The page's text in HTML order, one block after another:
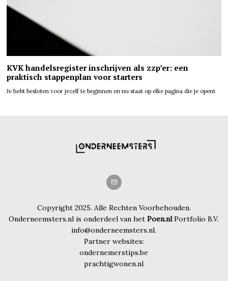
KVK handelsregister inschrijven als zzp’er: een
praktisch stappenplan voor starters
Je hebt besloten voor jezelf te beginnen en nu staat op elke pagina die je opent
Copyright 2025. Alle Rechten Voorbehouden.
Onderneemsters.nl is onderdeel van hetPoen.nlPortfolio B.V.
info@onderneemsters.nl.
Partner websites:
ondernemerstips.be
prachtigwonen.nl